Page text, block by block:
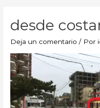
desde
Deja un comentario / Por